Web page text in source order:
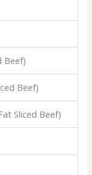
Beef)
Beef)
Sliced Beef)